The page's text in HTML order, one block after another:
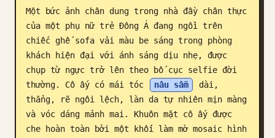
Cập nhật
Một bức ảnh chân dung trong nhà đầy chân thực
của một phụ nữ trẻ Đông Á đang ngồi trên
chiếc ghế sofa vải màu be sáng trong phòng
khách hiện đại với ánh sáng dịu nhẹ, được
chụp từ ngực trở lên theo bố cục selfie đời
thường. Cô ấy có mái tóc
nâu sẫm
dài,
thẳng, rẽ ngôi lệch, làn da tự nhiên mịn màng
và vóc dáng mảnh mai. Khuôn mặt cô ấy được
che hoàn toàn bởi một khối làm mờ mosaic hình